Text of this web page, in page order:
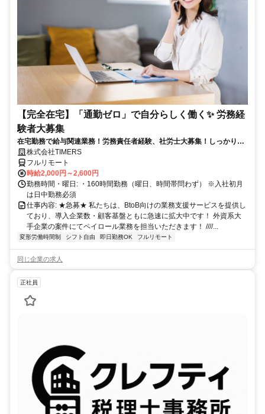
【完全在宅】「通勤ゼロ」で自分らしく働く✨ 労務経
験者大募集
在宅勤務で給与関連業務！労務責任者経験、社労士大募集！しっかり稼
ぎたい方、注目！
株式会社TIMERS
フルリモート
時給2,000円～2,600円
勤務時間・曜日: ・160時間勤務（曜日、時間帯問わず） ※入社初月
は日中勤務必須
仕事内容: ★急募★ 私たちは、BtoB向けの業務支援サービスを提供し
ており、導入企業数・顧客基盤ともに急速に拡大中です！ 外資系大
手企業の案件にてペイロール業務を担当いただきます！ ////...
変形労働時間制 シフト自由 即日勤務OK フルリモート
同じ企業の求人
正社員